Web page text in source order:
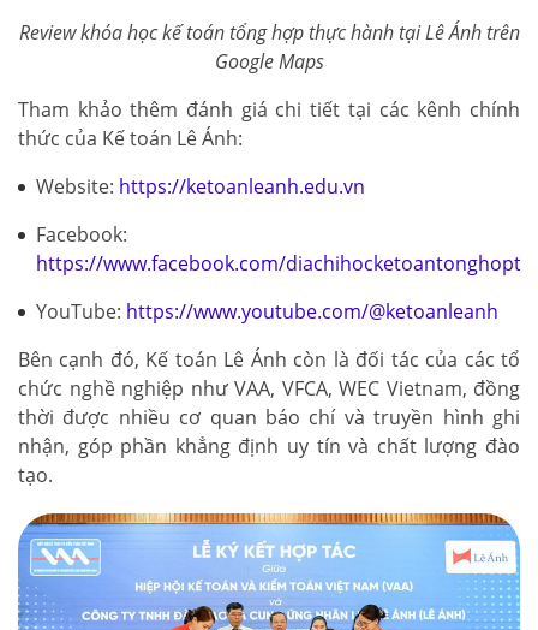
Review khóa học kế toán tổng hợp thực hành tại Lê Ánh trên
Google Maps
Tham khảo thêm đánh giá chi tiết tại các kênh chính
thức của Kế toán Lê Ánh:
Website: https://ketoanleanh.edu.vn
Facebook:
https://www.facebook.com/
YouTube: https://www.youtube.com/@ketoanleanh
Bên cạnh đó, Kế toán Lê Ánh còn là đối tác của các tổ
chức nghề nghiệp như VAA, VFCA, WEC Vietnam, đồng
thời được nhiều cơ quan báo chí và truyền hình ghi
nhận, góp phần khẳng định uy tín và chất lượng đào
tạo.